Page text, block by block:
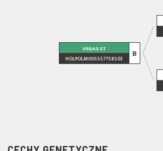
VEGAS ST
HOLPOLM005557758503 B